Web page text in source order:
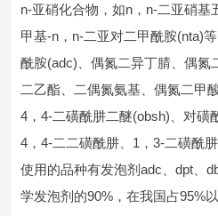
n-亚硝化合物，如n，n-二亚硝基
甲基-n，n-二亚对二甲酰胺(nta)
酰胺(adc)、偶氮二异丁腈、偶氮
二乙酯、二偶氮氨基、偶氮二甲
4，4-二磺酰肼二醚(obsh)、对磺
4，4-二二磺酰肼、1，3-二磺酰
使用的品种有发泡剂adc、dpt、
学发泡剂的90%，在我国占95%以